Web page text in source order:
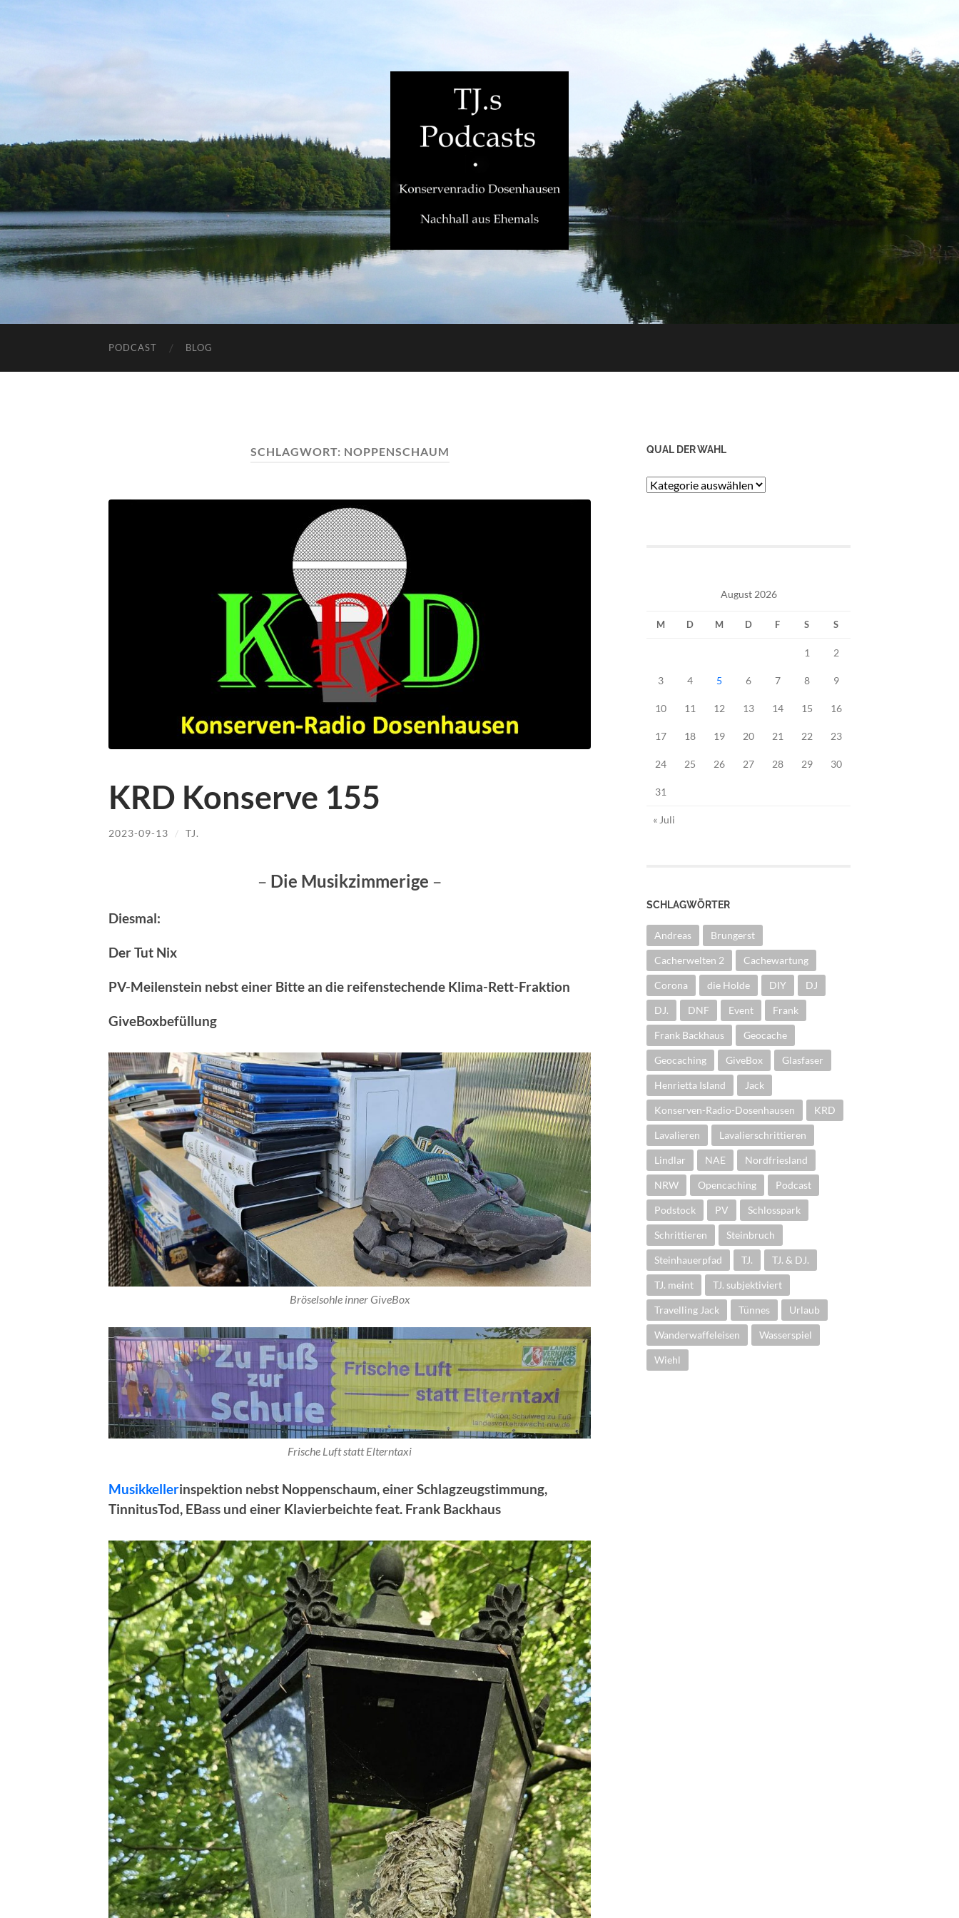
PODCAST BLOG
SCHLAGWORT: NOPPENSCHAUM
KRD Konserve 155
2023-09-13 / TJ.
– Die Musikzimmerige –
Diesmal:
Der Tut Nix
PV-Meilenstein nebst einer Bitte an die reifenstechende Klima-Rett-Fraktion
GiveBoxbefüllung
Bröselsohle inner GiveBox
Frische Luft statt Elterntaxi
Musikkellerinspektion nebst Noppenschaum, einer Schlagzeugstimmung,
TinnitusTod, EBass und einer Klavierbeichte feat. Frank Backhaus
QUAL DER WAHL
Qual
August 2026
M D M D F S S
1 2
3 4 5 6 7 8 9
10 11 12 13 14 15 16
17 18 19 20 21 22 23
24 25 26 27 28 29 30
31
« Juli
SCHLAGWÖRTER
Andreas Brungerst
Cacherwelten 2 Cachewartung
Corona die Holde DIY DJ
DJ. DNF Event Frank
Frank Backhaus Geocache
Geocaching GiveBox Glasfaser
Henrietta Island Jack
Konserven-Radio-Dosenhausen KRD
Lavalieren Lavalierschrittieren
Lindlar NAE Nordfriesland
NRW Opencaching Podcast
Podstock PV Schlosspark
Schrittieren Steinbruch
Steinhauerpfad TJ. TJ. & DJ.
TJ. meint TJ. subjektiviert
Travelling Jack Tünnes Urlaub
Wanderwaffeleisen Wasserspiel
Wiehl